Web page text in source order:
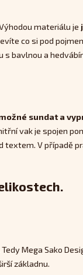
materiálu je
co si pod
bavlnou a
sundat a
vak je spojen
textem. V případě
Mega Sako
základnu.